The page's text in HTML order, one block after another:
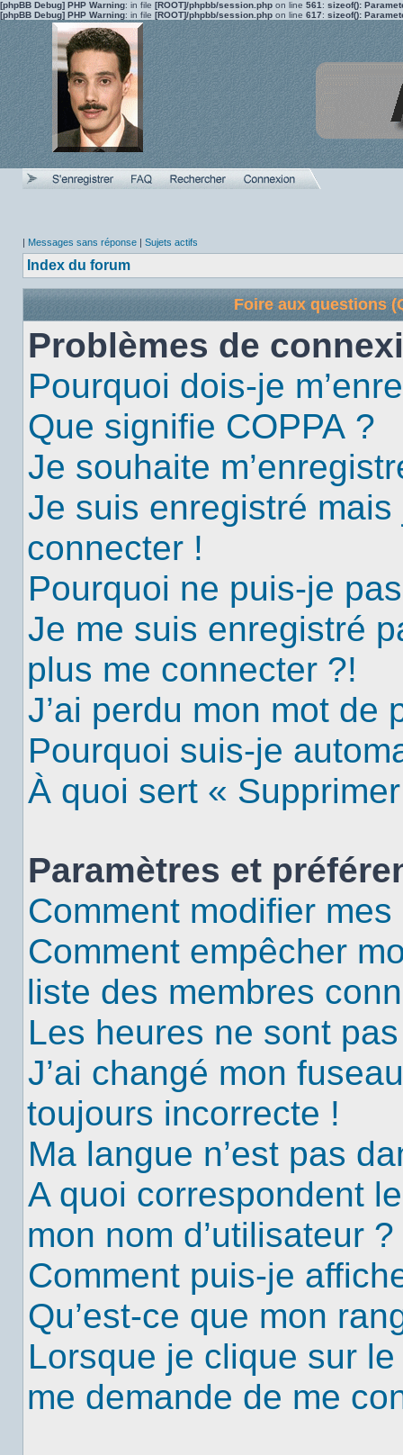
[phpBB Debug] PHP Warning: in file [ROOT]/phpbb/session.php on line 561 : sizeof():
[phpBB Debug] PHP Warning: in file [ROOT]/phpbb/session.php on line 617: sizeof():
| Messages sans réponse | Sujets actifs
Index du forum
Foire aux questions
Problèmes de
Pourquoi dois-je
Que signifie COPPA ?
Je souhaite
Je suis enregistré
connecter !
Pourquoi ne puis-je
Je me suis enregistré
plus me connecter ?!
J’ai perdu mon mot de
Pourquoi suis-je
À quoi sert «
Paramètres et
Comment modifier
Comment empêcher
liste des membres
Les heures ne sont
J’ai changé mon
toujours incorrecte !
Ma langue n’est pas
A quoi correspondent
mon nom d’utilisateur ?
Comment puis-je
Qu’est-ce que mon
Lorsque je clique sur
me demande de me